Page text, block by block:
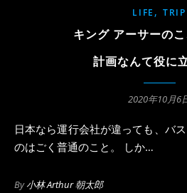
LIFE , TRIP
キング アーサーの
計画なんて役に
2020年10月6
日本なら運行会社が違っても、バスと列車の乗り継ぎがいい
のはごく普通のこと。 しか…
By小林 Arthur 朝太郎